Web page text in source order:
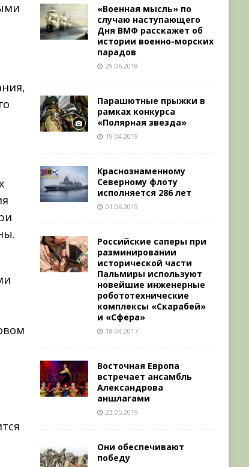
«Военная мысль» по
случаю наступающего
Дня ВМФ расскажет об
истории военно-морских
парадов
29.06.2018
Парашютные прыжки в
рамках конкурса
«Полярная звезда»
19.04.2019
Краснознаменному
Северному флоту
исполняется 286 лет
01.06.2019
Российские саперы при
разминировании
исторической части
Пальмиры используют
новейшие инженерные
робототехнические
комплексы «Скарабей»
и «Сфера»
18.04.2017
Восточная Европа
встречает ансамбль
Александрова
аншлагами
23.05.2019
Они обеспечивают
победу